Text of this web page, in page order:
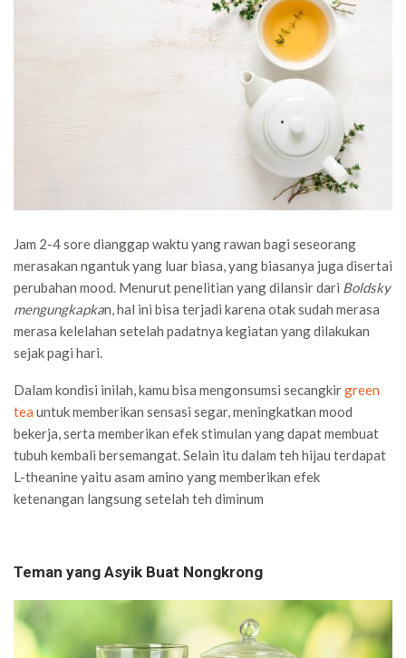
Jam 2-4 sore dianggap waktu yang rawan bagi seseorang
merasakan ngantuk yang luar biasa, yang biasanya juga disertai
perubahan mood. Menurut penelitian yang dilansir dari Boldsky
mengungkapkan, hal ini bisa terjadi karena otak sudah merasa
merasa kelelahan setelah padatnya kegiatan yang dilakukan
sejak pagi hari.
Dalam kondisi inilah, kamu bisa mengonsumsi secangkirgreen
tea untuk memberikan sensasi segar, meningkatkan mood
bekerja, serta memberikan efek stimulan yang dapat membuat
tubuh kembali bersemangat. Selain itu dalam teh hijau terdapat
L-theanine yaitu asam amino yang memberikan efek
ketenangan langsung setelah teh diminum
Teman yang Asyik Buat Nongkrong